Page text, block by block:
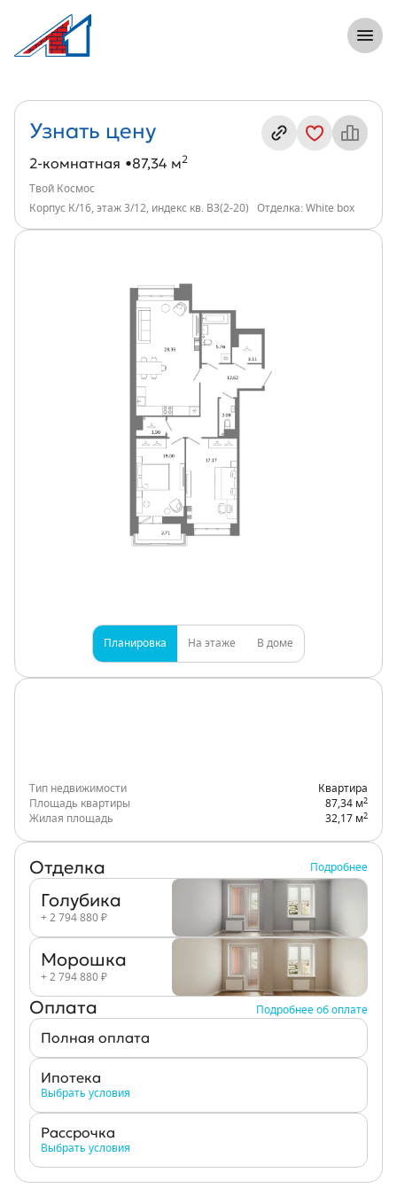
2-комнатная, 87 м², ЖК Твой Космос,
Информация о квартире
Узнать цену
2-комнатная 87,34 м2
Твой Космос
Корпус К/16, этаж 3/12, индекс кв. В3(2-20)
Отделка: White box
Планировка На этаже В доме
Тип недвижимости
Квартира
Площадь квартиры
87,34 м2
Жилая площадь 32,17 м2
Отделка Подробнее
Голубика
+ 2 794 880 ₽
Морошка
+ 2 794 880 ₽
Оплата Подробнее об оплате
Полная оплата
Ипотека
Выбрать условия
Рассрочка
Выбрать условия